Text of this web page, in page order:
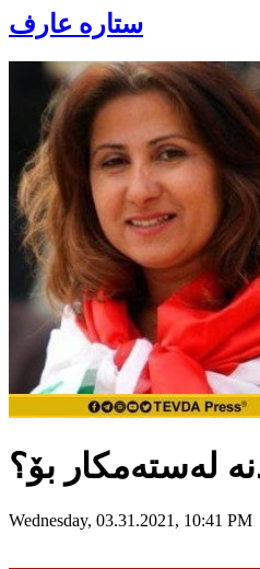
ستارە عارف
Wednesday, 03.31.2021, 10:41 PM